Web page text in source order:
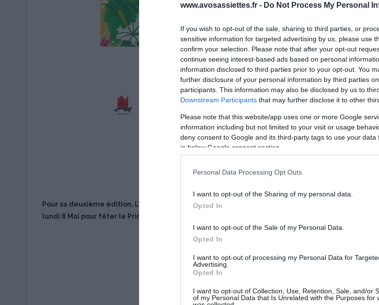
www.avosassiettes.fr - Do Not Process My Personal
If you wish to opt-out of the sale, sharing to third parties, or
sensitive information for targeted advertising by us, please use
confirm your selection. Please note that after your opt-out
continue seeing interest-based ads based on personal
information disclosed to third parties prior to your opt-out. You
further disclosure of your personal information by third parties
participants. This information may also be disclosed by us to
Downstream Participants that may further disclose it to other
Please note that this website/app uses one or more Google
information including but not limited to your visit or usage
deny consent to Google and its third-party tags to use your
in below Google consent section.
Personal Data Processing Opt Outs
I want to opt-out of the Sharing of my personal data.
Opted In
I want to opt-out of the Sale of my Personal Data.
Opted In
I want to opt-out of processing my Personal Data for
Advertising.
Opted In
I want to opt-out of Collection, Use, Retention, Sale, and/or
of my Personal Data that Is Unrelated with the Purposes for
Pour sa deuxième édition, L’AOP Reblochon donne rendez-vous à tous les gourmands, petits et
lundi 8 Mai pour fêter le Printemps du Reblochon fermier.